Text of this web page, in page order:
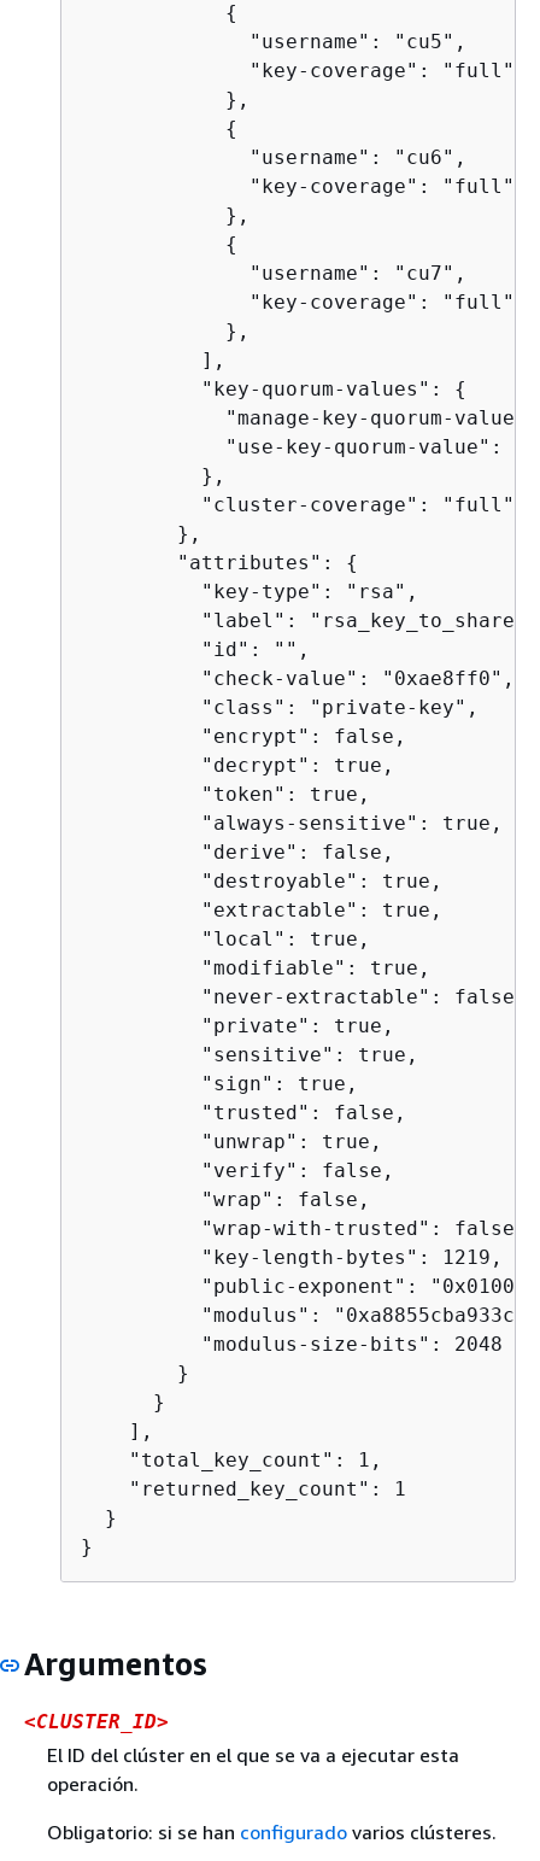
{
              "username": "cu5",
              "key-coverage": "full"
            },
{
              "username": "cu6",
              "key-coverage": "full"
            },
{
              "username": "cu7",
              "key-coverage": "full"
            },
          ],
          "key-quorum-values":
{
"manage-key-quorum-
            "use-key-quorum-value": 0
          },
          "cluster-coverage": "full"
        },
        "attributes":
{
          "key-type": "rsa",
          "label": "rsa_key_to_share",
          "id": "",
          "check-value": "0xae8ff0",
          "class": "private-key",
          "encrypt": false,
          "decrypt": true,
          "token": true,
          "always-sensitive": true,
          "derive": false,
          "destroyable": true,
          "extractable": true,
          "local": true,
          "modifiable": true,
          "never-extractable": false,
          "private": true,
          "sensitive": true,
          "sign": true,
          "trusted": false,
          "unwrap": true,
          "verify": false,
          "wrap": false,
          "wrap-with-trusted": false,
          "key-length-bytes": 1219,
"public-exponent":
"modulus":
          "modulus-size-bits": 2048
        }
      }
    ],
    "total_key_count": 1,
    "returned_key_count": 1
  }
}
Argumentos
<CLUSTER_ID>
El ID del clúster en el que se va a ejecutar esta
operación.
Obligatorio: si se han configuradovarios clústeres.